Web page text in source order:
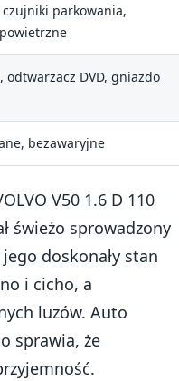
czujniki parkowania,
odtwarzacz DVD, gniazdo
bezawaryjne
V50 1.6 D 110
świeżo sprowadzony
doskonały stan
i cicho, a
luzów. Auto
sprawia, że